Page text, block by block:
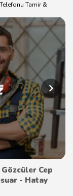
Tamir &
Cep
- Hatay